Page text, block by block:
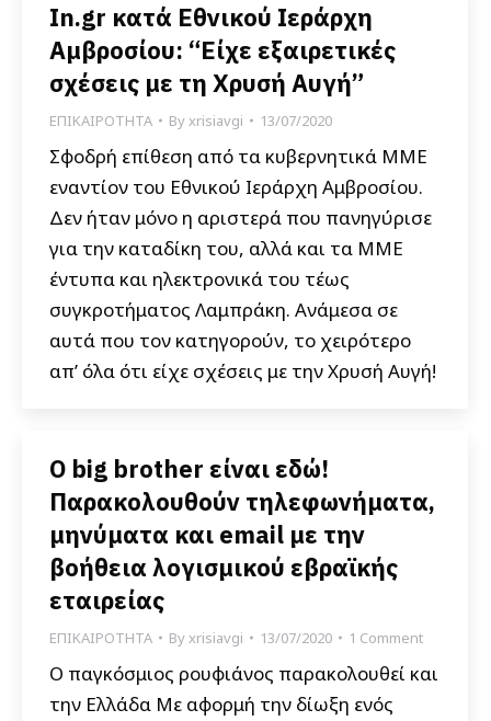
In.gr κατά Εθνικού Ιεράρχη
Αμβροσίου: “Είχε εξαιρετικές
σχέσεις με τη Χρυσή Αυγή”
ΕΠΙΚΑΙΡΟΤΗΤΑ Byxrisiavgi 13/07/2020
Σφοδρή επίθεση από τα κυβερνητικά ΜΜΕ
εναντίον του Εθνικού Ιεράρχη Αμβροσίου.
Δεν ήταν μόνο η αριστερά που πανηγύρισε
για την καταδίκη του, αλλά και τα ΜΜΕ
έντυπα και ηλεκτρονικά του τέως
συγκροτήματος Λαμπράκη. Ανάμεσα σε
αυτά που τον κατηγορούν, το χειρότερο
απ’ όλα ότι είχε σχέσεις με την Χρυσή Αυγή!
Ο big brother είναι εδώ!
Παρακολουθούν τηλεφωνήματα,
μηνύματα και email με την
βοήθεια λογισμικού εβραϊκής
εταιρείας
ΕΠΙΚΑΙΡΟΤΗΤΑ Byxrisiavgi 13/07/2020 1 Comment
Ο παγκόσμιος ρουφιάνος παρακολουθεί και
την Ελλάδα Με αφορμή την δίωξη ενός